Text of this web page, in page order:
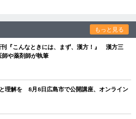
もっと見る
刊『こんなときには、まず、漢方！』 漢方三
や薬剤師が執筆
理解を 8月8日広島市で公開講座、オンライン